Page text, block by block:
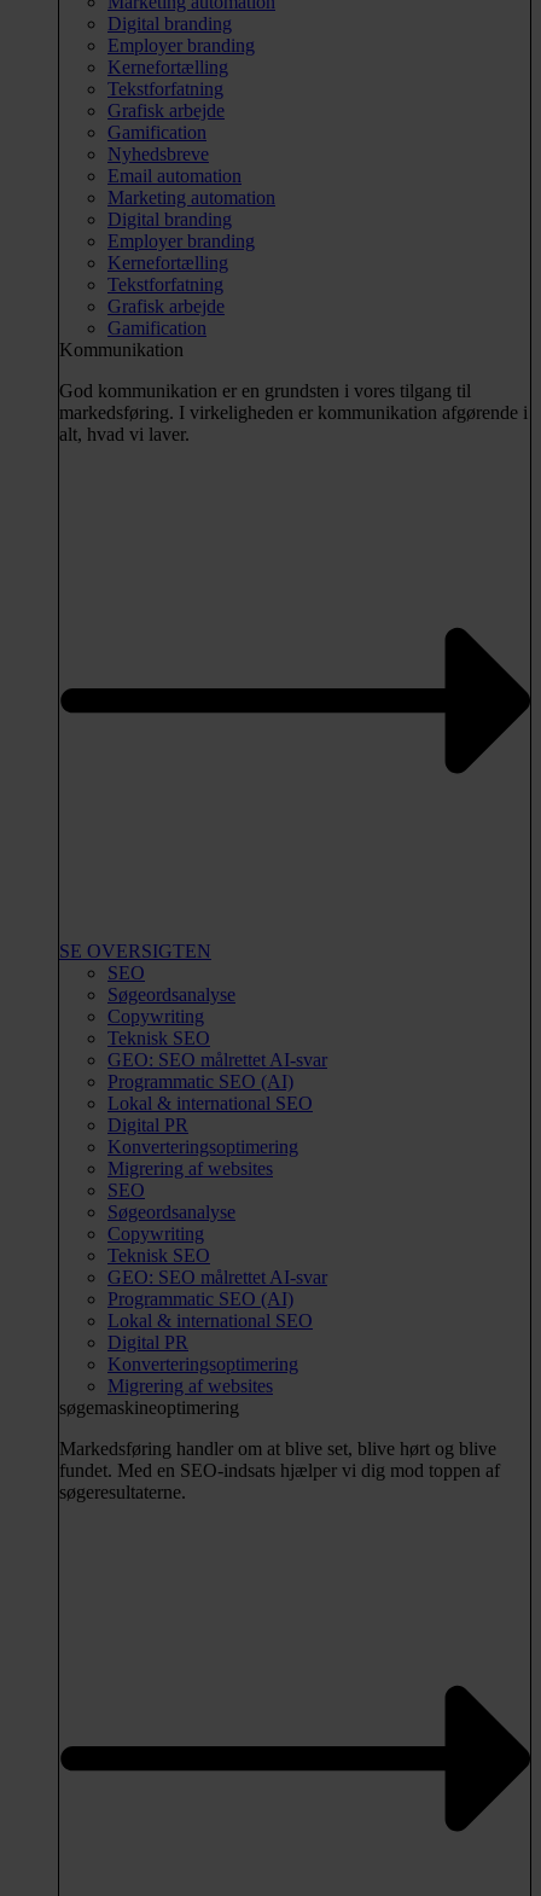
Digital branding
Employer branding
Kernefortælling
Tekstforfatning
Grafisk arbejde
Gamification
Nyhedsbreve
Email automation
Marketing automation
Digital branding
Employer branding
Kernefortælling
Tekstforfatning
Grafisk arbejde
Gamification
Kommunikation
God kommunikation er en grundsten i vores tilgang til
markedsføring. I virkeligheden er kommunikation afgørende i
alt, hvad vi laver.
SE OVERSIGTEN
SEO
Søgeordsanalyse
Copywriting
Teknisk SEO
GEO: SEO målrettet AI-svar
Programmatic SEO (AI)
Lokal & international SEO
Digital PR
Konverteringsoptimering
Migrering af websites
SEO
Søgeordsanalyse
Copywriting
Teknisk SEO
GEO: SEO målrettet AI-svar
Programmatic SEO (AI)
Lokal & international SEO
Digital PR
Konverteringsoptimering
Migrering af websites
søgemaskineoptimering
Markedsføring handler om at blive set, blive hørt og blive
fundet. Med en SEO-indsats hjælper vi dig mod toppen af
søgeresultaterne.